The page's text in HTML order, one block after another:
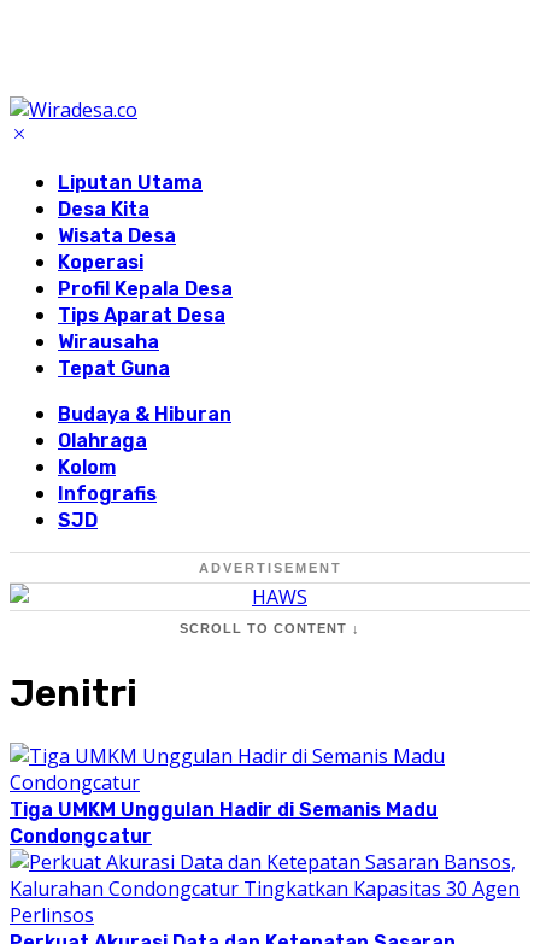
Liputan Utama
Desa Kita
Wisata Desa
Koperasi
Profil Kepala Desa
Tips Aparat Desa
Wirausaha
Tepat Guna
Budaya & Hiburan
Olahraga
Kolom
Infografis
SJD
ADVERTISEMENT
SCROLL TO CONTENT ↓
Jenitri
Tiga UMKM Unggulan Hadir di Semanis Madu
Condongcatur